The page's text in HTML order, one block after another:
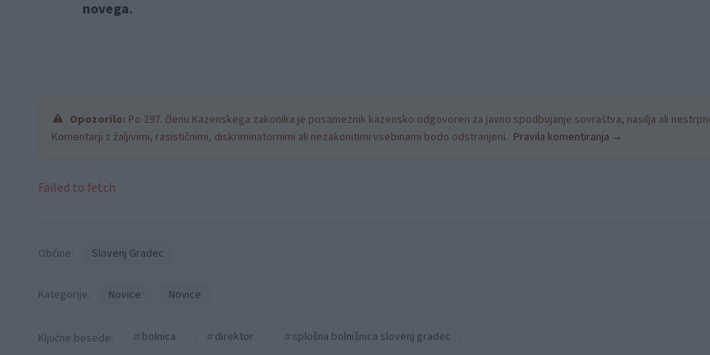
novega.
Opozorilo: Po 297. členu Kazenskega zakonika je posameznik kazensko odgovoren za javno spodbujanje sovraštva, nasilja ali
Komentarji z žaljivimi, rasističnimi, diskriminatornimi ali nezakonitimi vsebinami bodo odstranjeni. Pravila komentiranja →
Failed to fetch
Občine: Slovenj Gradec
Kategorije: Novice Novice
Ključne besede: bolnica direktor splošna bolnišnica slovenj gradec